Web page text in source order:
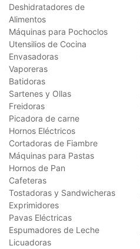
Deshidratadores de
Alimentos
Máquinas para Pochoclos
Utensilios de Cocina
Envasadoras
Vaporeras
Batidoras
Sartenes y Ollas
Freidoras
Picadora de carne
Hornos Eléctricos
Cortadoras de Fiambre
Máquinas para Pastas
Hornos de Pan
Cafeteras
Tostadoras y Sandwicheras
Exprimidores
Pavas Eléctricas
Espumadores de Leche
Licuadoras